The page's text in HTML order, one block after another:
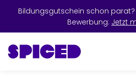
Bildungsgutschein schon
Bewerbung: Jetzt